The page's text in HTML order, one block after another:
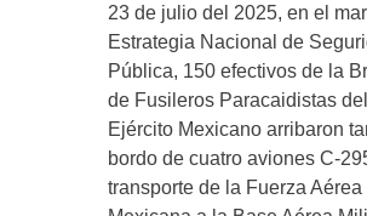
23 de julio del 2025, en el
Estrategia Nacional de
Pública, 150 efectivos de la
de Fusileros Paracaidistas del
Ejército Mexicano arribaron
bordo de cuatro aviones C-
transporte de la Fuerza Aérea